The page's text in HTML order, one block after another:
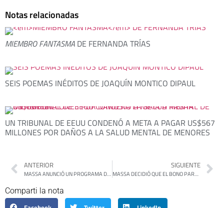
Notas relacionadas
MIEMBRO FANTASMA DE FERNANDA TRÍAS
SEIS POEMAS INÉDITOS DE JOAQUÍN MONTICO DIPAUL
UN TRIBUNAL DE EEUU CONDENÓ A META A PAGAR US$567
MILLONES POR DAÑOS A LA SALUD MENTAL DE MENORES
ANTERIOR
MASSA ANUNCIÓ UN PROGRAMA DE INCENTIVO EXPORTADOR PARA EL SECTOR PETROLERO POR 60 DÍAS
SIGUIENTE
MASSA DECIDIÓ QUE EL BONO PARA LOS TRABAJADORES INFORMALES SERÁ FINANCIADO POR BANCOS Y FINANCIERAS
Comparti la nota